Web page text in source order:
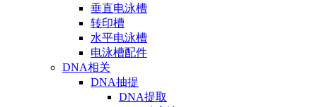
垂直电泳槽
转印槽
水平电泳槽
电泳槽配件
DNA相关
DNA抽提
DNA提取